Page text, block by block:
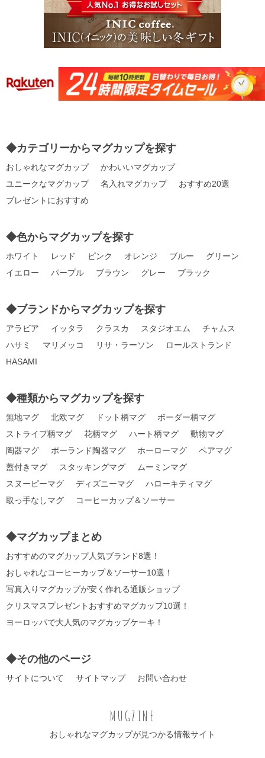
◆カテゴリーからマグカップを探す
おしゃれなマグカップ
かわいいマグカップ
ユニークなマグカップ
名入れマグカップ
おすすめ20選
プレゼントにおすすめ
◆色からマグカップを探す
ホワイト レッド ピンク オレンジ ブルー
グリーン
イエロー
パープル ブラウン グレー ブラック
◆ブランドからマグカップを探す
アラビア イッタラ クラスカ スタジオエム
チャムス
ハサミ
マリメッコ リサ・ラーソン
ロールストランド
HASAMI
◆種類からマグカップを探す
無地マグ 北欧マグ ドット柄マグ
ボーダー柄マグ
ストライプ柄マグ
花柄マグ ハート柄マグ
動物マグ
陶器マグ
ポーランド陶器マグ ホーローマグ
ペアマグ
蓋付きマグ
スタッキングマグ
ムーミンマグ
スヌーピーマグ
ディズニーマグ
ハローキティマグ
取っ手なしマグ
コーヒーカップ＆ソーサー
◆マグカップまとめ
おすすめのマグカップ人気ブランド8選！
おしゃれなコーヒーカップ＆ソーサー10選！
写真入りマグカップが安く作れる通販ショップ
クリスマスプレゼントおすすめマグカップ10選！
ヨーロッパで大人気のマグカップケーキ！
◆その他のページ
サイトについて サイトマップ お問い合わせ
MUGZINE
おしゃれなマグカップが見つかる情報サイト